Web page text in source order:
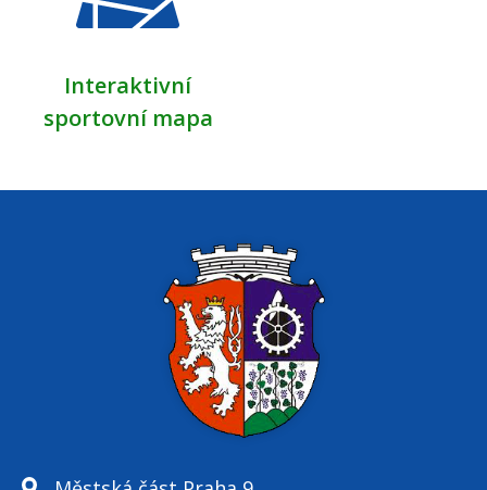
Interaktivní
sportovní mapa